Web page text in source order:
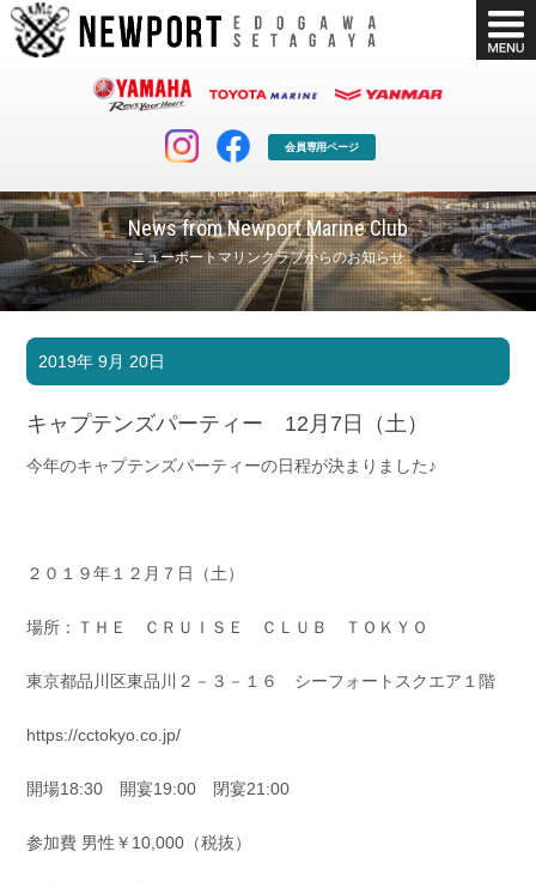
会員専用ページ
News from Newport Marine Club
ニューポートマリンクラブからのお知らせ
マリンクラブ
マリンライフを堪能したい！
ボート販売
ボート免許
長年の実績と信頼！
シースタイル
Sea-Style
お問い合わせ
Contact us
採用情報 リンク集
2019年 9月 20日
キャプテンズパーティー 12月7日（土）
今年のキャプテンズパーティーの日程が決まりました♪
２０１９年１２月７日（土）
場所：ＴＨＥ ＣＲＵＩＳＥ ＣＬＵＢ ＴＯＫＹＯ
東京都品川区東品川２－３－１６ シーフォートスクエア１階
https://cctokyo.co.jp/
開場18:30 開宴19:00 閉宴21:00
参加費 男性￥10,000（税抜）